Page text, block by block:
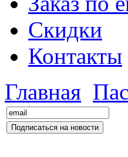
Скидки
Контакты
Главная